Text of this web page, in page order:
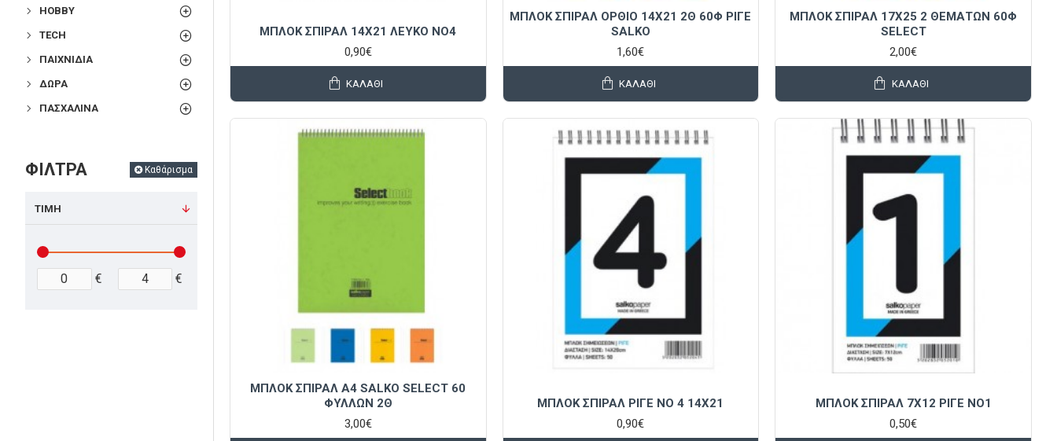
HOBBY
TECH
ΠΑΙΧΝΊΔΙΑ
ΔΏΡΑ
ΠΑΣΧΑΛΙΝΆ
ΦΙΛΤΡΑ Καθάρισμα
ΤΙΜΗ
€ €
ΜΠΛΟΚ ΣΠΙΡΑΛ 14Χ21 ΛΕΥΚΟ ΝΟ4
0,90€
ΚΑΛΆΘΙ
ΜΠΛΟΚ ΣΠΙΡΑΛ ΟΡΘΙΟ 14X21 2Θ 60Φ ΡΙΓΕ
SALKO
1,60€
ΚΑΛΆΘΙ
ΜΠΛΟΚ ΣΠΙΡΑΛ 17Χ25 2 ΘΕΜΑΤΩΝ 60Φ
SELECT
2,00€
ΚΑΛΆΘΙ
ΜΠΛΟΚ ΣΠΙΡΑΛ Α4 SALKO SELECT 60
ΦΥΛΛΩΝ 2Θ
3,00€
ΜΠΛΟΚ ΣΠΙΡΑΛ ΡΙΓΕ ΝΟ 4 14X21
0,90€
ΜΠΛΟΚ ΣΠΙΡΑΛ 7X12 ΡΙΓΕ NO1
0,50€